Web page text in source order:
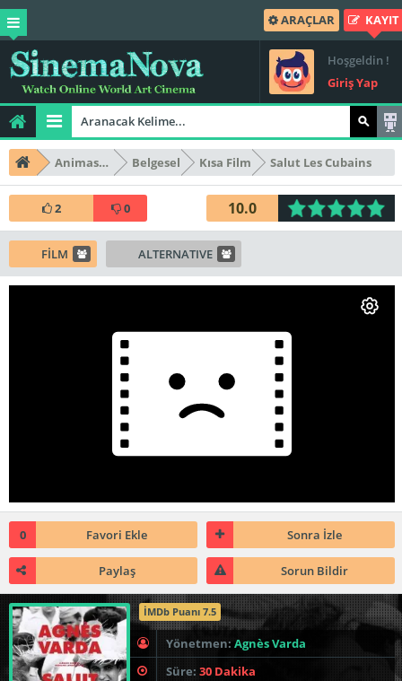
ARAÇLAR KAYIT
Hoşgeldin !
Giriş Yap
Animasyon Belgesel Kısa Film Salut Les Cubains
2 0 10.0
FİLM ALTERNATIVE
0 Favori Ekle Sonra İzle
Paylaş Sorun Bildir
İMDb Puanı 7.5
Yönetmen: Agnès Varda
Süre: 30 Dakika